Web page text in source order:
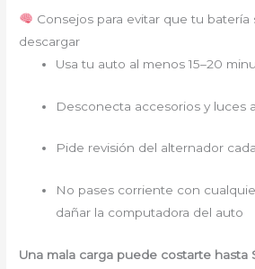
Consejos para evitar que tu batería
descargar
Usa tu auto al menos 15–20
Desconecta accesorios y luces
Pide revisión del alternador
No pases corriente con
dañar la computadora del auto
Una mala carga puede costarte hasta